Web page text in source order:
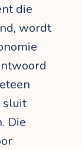
die
wordt
sluit
Die